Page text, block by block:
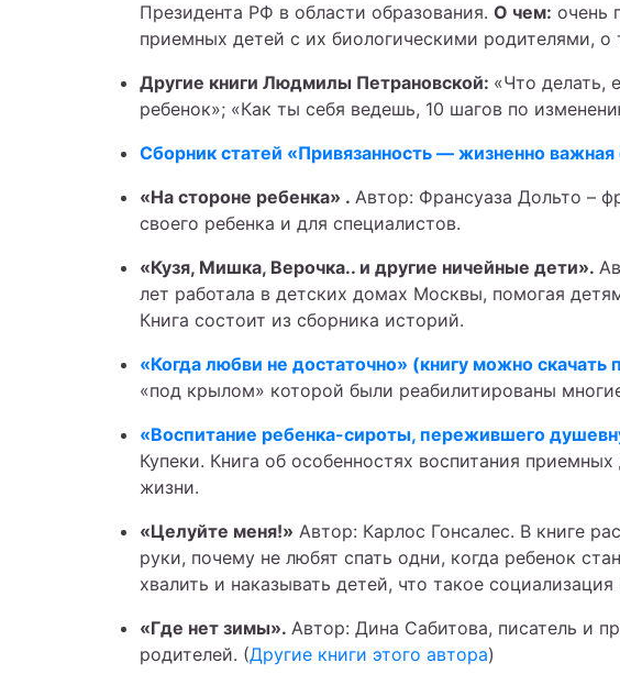
Президента РФ в области образования. О чем: очень
приемных детей с их биологическими родителями, о
Другие книги Людмилы Петрановской: «Что делать,
ребенок»; «Как ты себя ведешь, 10 шагов по
Сборник статей «Привязанность — жизненно
«На стороне ребенка» . Автор: Франсуаза Дольто –
своего ребенка и для специалистов.
«Кузя, Мишка, Верочка.. и другие ничейные дети».
лет работала в детских домах Москвы, помогая
Книга состоит из сборника историй.
«Когда любви не достаточно» (книгу можно скачать
«под крылом» которой были реабилитированы
«Воспитание ребенка-сироты, пережившего
Купеки. Книга об особенностях воспитания
жизни.
«Целуйте меня!» Автор: Карлос Гонсалес. В книге
руки, почему не любят спать одни, когда ребенок
хвалить и наказывать детей, что такое
«Где нет зимы». Автор: Дина Сабитова, писатель и
родителей. (Другие книги этого автора)